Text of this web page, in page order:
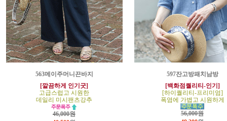
563메이주머니끈바지
[깔끔하게 인기굿]
고급스럽고 시원한
데일리 미시팬츠강추
46,000원
597잔고방패치남방
[백화점퀄리티-인기]
[하이퀄리티-프리미엄]
폭염에 가볍고 시원하게
56,000원